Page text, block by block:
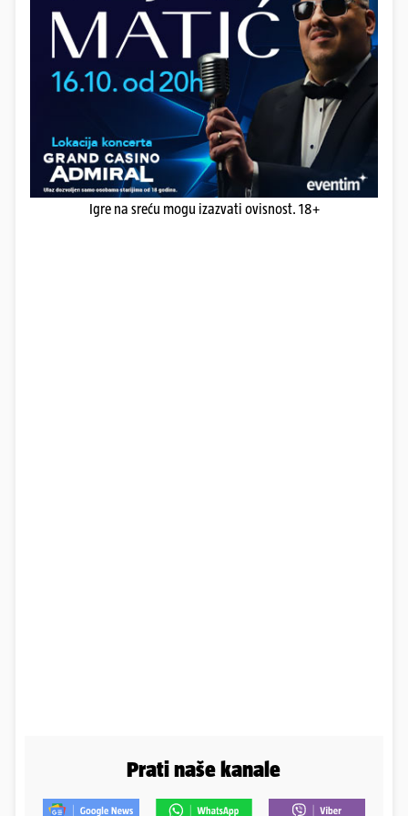
Igre na sreću mogu izazvati ovisnost. 18+
Prati naše kanale